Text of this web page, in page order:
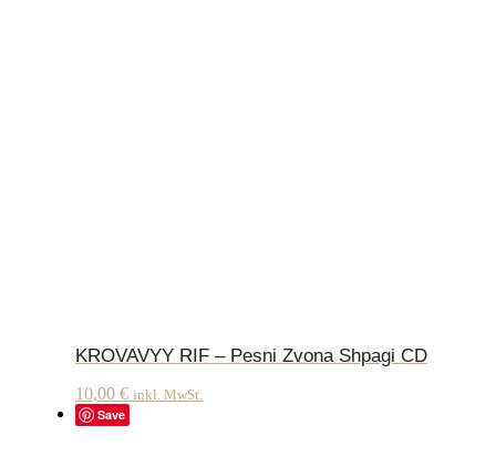
KROVAVYY RIF – Pesni Zvona Shpagi CD
10,00 € inkl. MwSt.
Save